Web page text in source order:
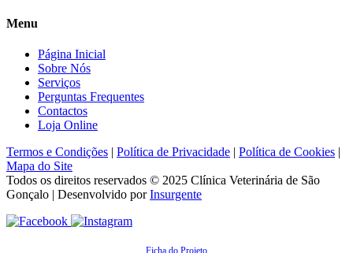
Menu
Página Inicial
Sobre Nós
Serviços
Perguntas Frequentes
Contactos
Loja Online
Termos e Condições | Política de Privacidade | Política de Cookies |
Mapa do Site
Todos os direitos reservados © 2025 Clínica Veterinária de São
Gonçalo | Desenvolvido porInsurgente